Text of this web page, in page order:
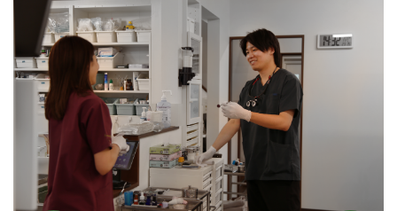
チームワーク
Teamwork
柔軟な対応力
Flexible adaptability